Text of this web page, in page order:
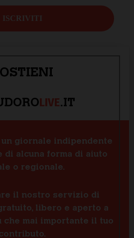
LIVE.IT
giornale indipendente
di alcuna forma di aiuto
o regionale.
il nostro servizio di
libero e aperto a
che mai importante il tuo